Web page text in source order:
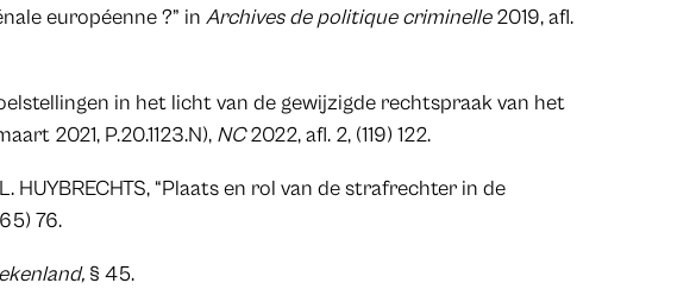
européenne ?” in Archives de politique criminelle2019, afl.
in het licht van de gewijzigde rechtspraak van het
2021, P.20.1123.N), NC2022, afl. 2, (119) 122.
HUYBRECHTS, “Plaats en rol van de strafrechter in de
76.
§ 45.